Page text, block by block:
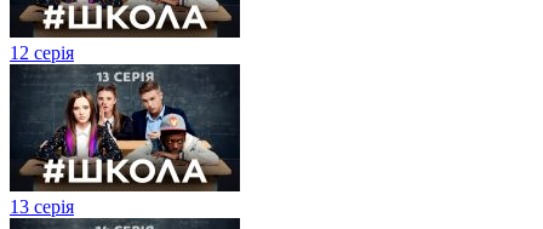
12 серія
13 серія